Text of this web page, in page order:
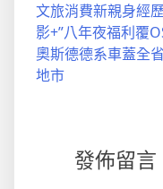
文旅消費新親身經
影+”八年夜福利覆
奧斯德德系車蓋全
地市
發佈留言